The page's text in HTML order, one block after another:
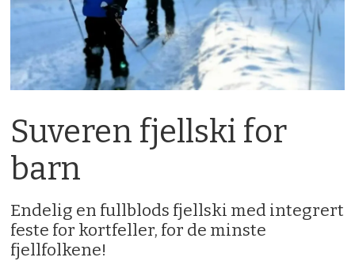
Suveren fjellski for
barn
Endelig en fullblods fjellski med integrert
feste for kortfeller, for de minste
fjellfolkene!